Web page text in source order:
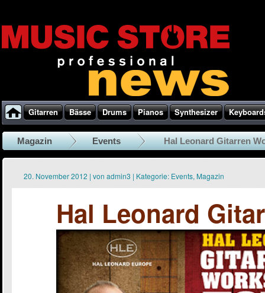
Gitarren Bässe Drums Pianos Synthesizer
Magazin Events Hal Leonard Gitarren
20. November 2012 | von admin3 | Kategorie: Events, Magazin
Hal Leonard